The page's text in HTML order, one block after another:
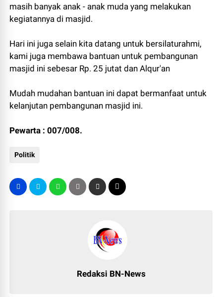
masih banyak anak - anak muda yang melakukan
kegiatannya di masjid.
Hari ini juga selain kita datang untuk bersilaturahmi,
kami juga membawa bantuan untuk pembangunan
masjid ini sebesar Rp. 25 jutat dan Alqur'an
Mudah mudahan bantuan ini dapat bermanfaat untuk
kelanjutan pembangunan masjid ini.
Pewarta : 007/008.
Politik
Redaksi BN-News